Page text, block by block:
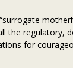
the regulatory,
for